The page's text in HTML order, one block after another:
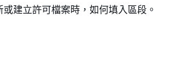
建立許可檔案時，如何填入區段。